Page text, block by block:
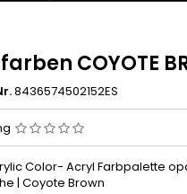
COYOTE
8436574502152ES
Color- Acryl Farbpalette
| Coyote Brown